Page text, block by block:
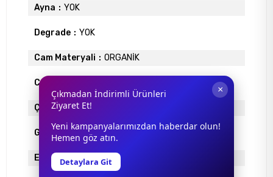
Ayna YOK
Degrade YOK
Cam Materyali ORGANİK
Cam Rengi
Çerçeve Materyali
Gövde Rengi ALTIN
Ekartman
×
Çıkmadan İndirimli Ürünleri
Ziyaret Et!
Yeni kampanyalarımızdan haberdar olun!
Hemen göz atın.
Detaylara Git